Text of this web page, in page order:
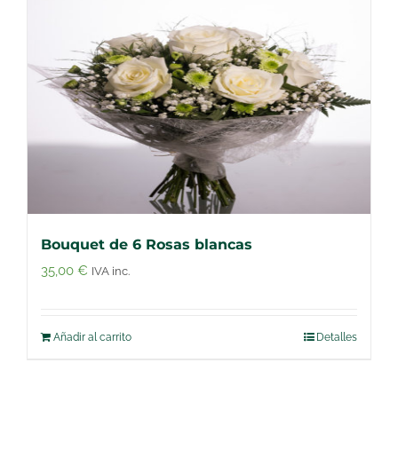
Bouquet de 6 Rosas blancas
35,00 € IVA inc.
Añadir al carrito Detalles